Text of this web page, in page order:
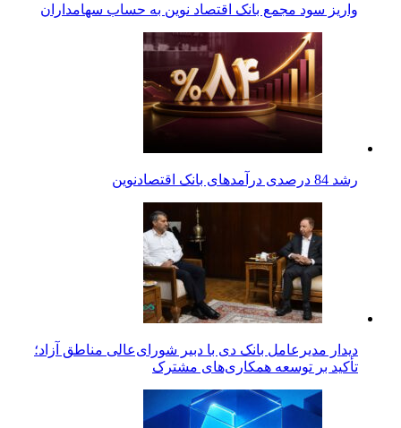
واریز سود مجمع بانک اقتصاد نوین به حساب سهامداران
رشد 84 درصدی درآمدهای بانک اقتصادنوین
دیدار مدیرعامل بانک دی با دبیر شورای‌عالی مناطق آزاد؛
تأکید بر توسعه همکاری‌های مشترک